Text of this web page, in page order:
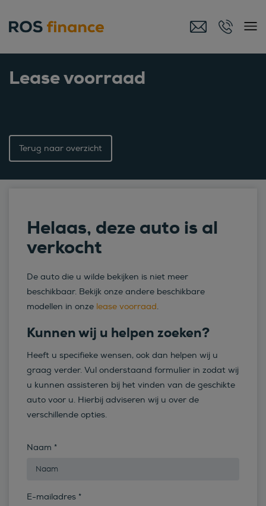
Lease voorraad
Terug naar overzicht
Helaas, deze auto is al
verkocht
De auto die u wilde bekijken is niet meer
beschikbaar. Bekijk onze andere beschikbare
modellen in onze lease voorraad.
Kunnen wij u helpen zoeken?
Heeft u specifieke wensen, ook dan helpen wij u
graag verder. Vul onderstaand formulier in zodat wij
u kunnen assisteren bij het vinden van de geschikte
auto voor u. Hierbij adviseren wij u over de
verschillende opties.
Naam *
E-mailadres *